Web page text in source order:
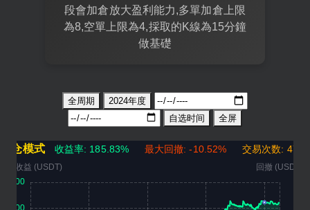
段會加倉放大盈利能力,多單加倉上限
為8,空單上限為4,採取的K線為15分鐘
做基礎
全周期
2024年度
自选时间
全屏